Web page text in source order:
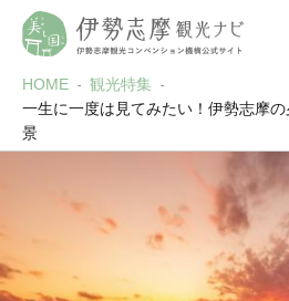
HOME
観光特集
一生に一度は見てみたい！伊勢志摩
景